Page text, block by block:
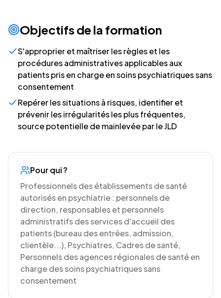
Objectifs de la formation
S'approprier et maîtriser les règles et les
procédures administratives applicables aux
patients pris en charge en soins psychiatriques sans
consentement
Repérer les situations à risques, identifier et
prévenir les irrégularités les plus fréquentes,
source potentielle de mainlevée par le JLD
Pour qui ?
Professionnels des établissements de santé
autorisés en psychiatrie : personnels de
direction, responsables et personnels
administratifs des services d'accueil des
patients (bureau des entrées, admission,
clientèle...), Psychiatres, Cadres de santé,
Personnels des agences régionales de santé en
charge des soins psychiatriques sans
consentement